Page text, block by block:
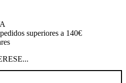
superiores a 140€